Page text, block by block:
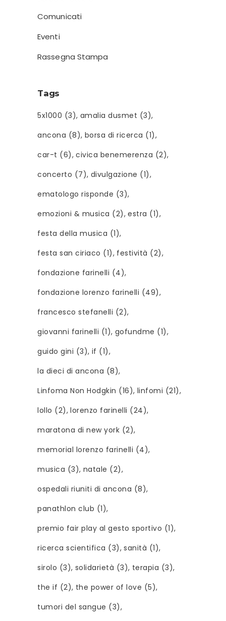
Comunicati
Eventi
Rassegna Stampa
Tags
5x1000 (3) amalia dusmet (3)
ancona (8) borsa di ricerca (1)
car-t (6) civica benemerenza (2)
concerto (7) divulgazione (1)
ematologo risponde (3)
emozioni & musica (2) estra (1)
festa della musica (1)
festa san ciriaco (1) festività (2)
fondazione farinelli (4)
fondazione lorenzo farinelli (49)
francesco stefanelli (2)
giovanni farinelli (1) gofundme (1)
guido gini (3) if (1)
la dieci di ancona (8)
Linfoma Non Hodgkin (16) linfomi (21)
lollo (2) lorenzo farinelli (24)
maratona di new york (2)
memorial lorenzo farinelli (4)
musica (3) natale (2)
ospedali riuniti di ancona (8)
panathlon club (1)
premio fair play al gesto sportivo (1)
ricerca scientifica (3) sanità (1)
sirolo (3) solidarietà (3) terapia (3)
the if (2) the power of love (5)
tumori del sangue (3)